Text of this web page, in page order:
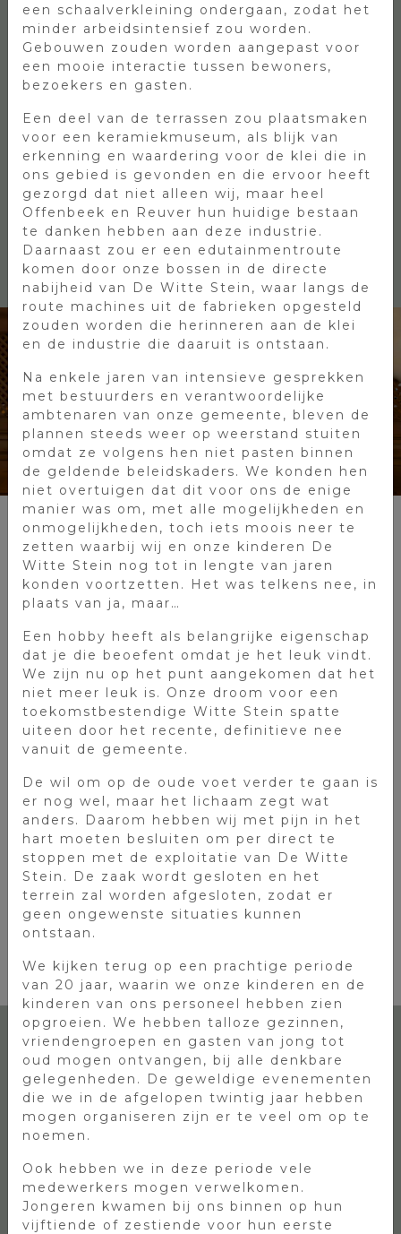
een schaalverkleining ondergaan, zodat het
minder arbeidsintensief zou worden.
Gebouwen zouden worden aangepast voor
een mooie interactie tussen bewoners,
bezoekers en gasten.
Een deel van de terrassen zou plaatsmaken
voor een keramiekmuseum, als blijk van
erkenning en waardering voor de klei die in
ons gebied is gevonden en die ervoor heeft
gezorgd dat niet alleen wij, maar heel
Offenbeek en Reuver hun huidige bestaan
te danken hebben aan deze industrie.
Daarnaast zou er een edutainmentroute
komen door onze bossen in de directe
nabijheid van De Witte Stein, waar langs de
route machines uit de fabrieken opgesteld
zouden worden die herinneren aan de klei
en de industrie die daaruit is ontstaan.
Na enkele jaren van intensieve gesprekken
met bestuurders en verantwoordelijke
ambtenaren van onze gemeente, bleven de
plannen steeds weer op weerstand stuiten
omdat ze volgens hen niet pasten binnen
de geldende beleidskaders. We konden hen
niet overtuigen dat dit voor ons de enige
manier was om, met alle mogelijkheden en
onmogelijkheden, toch iets moois neer te
zetten waarbij wij en onze kinderen De
Witte Stein nog tot in lengte van jaren
konden voortzetten. Het was telkens nee, in
plaats van ja, maar…
Een hobby heeft als belangrijke eigenschap
dat je die beoefent omdat je het leuk vindt.
We zijn nu op het punt aangekomen dat het
niet meer leuk is. Onze droom voor een
toekomstbestendige Witte Stein spatte
uiteen door het recente, definitieve nee
vanuit de gemeente.
De wil om op de oude voet verder te gaan is
er nog wel, maar het lichaam zegt wat
anders. Daarom hebben wij met pijn in het
hart moeten besluiten om per direct te
stoppen met de exploitatie van De Witte
Stein. De zaak wordt gesloten en het
terrein zal worden afgesloten, zodat er
geen ongewenste situaties kunnen
ontstaan.
We kijken terug op een prachtige periode
van 20 jaar, waarin we onze kinderen en de
kinderen van ons personeel hebben zien
opgroeien. We hebben talloze gezinnen,
vriendengroepen en gasten van jong tot
oud mogen ontvangen, bij alle denkbare
gelegenheden. De geweldige evenementen
die we in de afgelopen twintig jaar hebben
mogen organiseren zijn er te veel om op te
noemen.
Ook hebben we in deze periode vele
medewerkers mogen verwelkomen.
Jongeren kwamen bij ons binnen op hun
vijftiende of zestiende voor hun eerste
Ook hebben wij op ons terrein enkele
bijzondere objecten geplaatst, voor het maken
van stoere selfies. Zo is er een echte
brandweerauto, een oude legertruck en
helikopter te bewonderen. Dit is dé plek voor
speelplezier! De buitenspeeltuin is gratis
toegankelijk en voor alle leeftijden.
Bent u op zoek naar een leuk en betaalbaar
kinderfeestje? Neem dan vrijblijvend contact
met ons op, dan vertellen wij u meer over de
mogelijkheden!
DE STUBE
De Stube is een gezellig ingerichte ruimte bij
Stube is volledig ingericht in Duitse sferen en
neemt u mee naar de welbekende, Duitse
restaurants. De ruimte is gemakkelijk in te
delen waardoor u met variërende
gezelschappen op een gezellige wijze plaats
kunt nemen. Zoekt u een tafeltje voor 2, 12,
24 of 40 personen? Kiest u voor een buffet,
mogelijkheden van de Stube zijn eindeloos!
Bent u op zoek naar een ruimte voor uw
(bedrijfs)presentatie, themafeest of wilt u
samen met een vriendengroep karaoke doen?
De Stube beschikt tevens over een TV en
aansluiting waardoor diverse activiteiten
mogelijk zijn!
WINTERTUIN
Wilt u graag dineren in een open en
rustgevende ruimte met een uniek panorama
reserveer een tafeltje in onze Wintertuin!
Vanuit onze Wintertuin heeft u een ideaal
uitzicht op de buitenspeeltuin waardoor u hier
ongestoord én onbezorgd kunt genieten